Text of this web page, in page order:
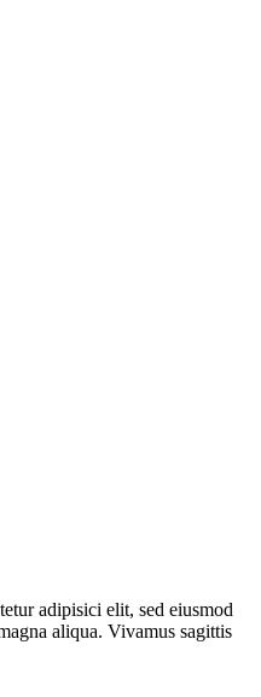
adipisici elit, sed eiusmod
aliqua. Vivamus sagittis